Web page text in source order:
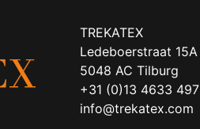
TREKATEX
Ledeboerstraat 15A
5048 AC Tilburg
+31 (0)13 4633 497
info@trekatex.com